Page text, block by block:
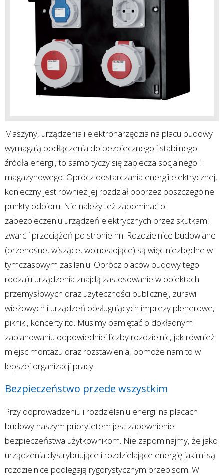
Maszyny, urządzenia i elektronarzędzia na placu budowy
wymagają podłączenia do bezpiecznego i stabilnego
źródła energii, to samo tyczy się zaplecza socjalnego i
magazynowego. Oprócz dostarczania energii elektrycznej,
konieczny jest również jej rozdział poprzez poszczególne
punkty odbioru. Nie należy też zapominać o
zabezpieczeniu urządzeń elektrycznych przez skutkami
zwarć i przeciążeń po stronie nn. Rozdzielnice budowlane
(przenośne, wiszące, wolnostojące) są więc niezbędne w
tymczasowym zasilaniu. Oprócz placów budowy tego
rodzaju urządzenia znajdą zastosowanie w obiektach
przemysłowych oraz użyteczności publicznej, żurawi
wieżowych i urządzeń obsługujących imprezy plenerowe,
pikniki, koncerty itd. Musimy pamiętać o dokładnym
zaplanowaniu odpowiedniej liczby rozdzielnic, jak również
miejsc montażu oraz rozstawienia, pomoże nam to w
lepszej organizacji pracy.
Bezpieczeństwo przede wszystkim
Przy doprowadzeniu i rozdzielaniu energii na placach
budowy naszym priorytetem jest zapewnienie
bezpieczeństwa użytkownikom. Nie zapominajmy, że jako
urządzenia dystrybuujące i rozdzielające energię jakimi są
rozdzielnice podlegają rygorystycznym przepisom. W